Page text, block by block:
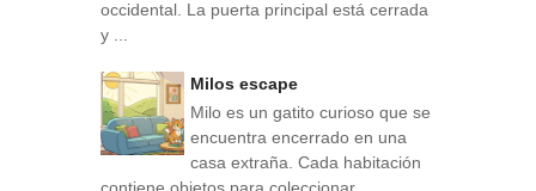
occidental. La puerta principal está cerrada
y ...
Milos escape
Milo es un gatito curioso que se
encuentra encerrado en una
casa extraña. Cada habitación
contiene objetos para coleccionar,